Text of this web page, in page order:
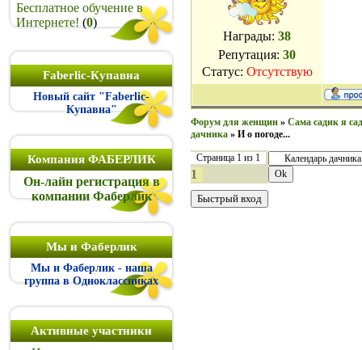
Бесплатное обучение в
Интернете! (0)
Faberlic-Купавна
Новый сайт "Faberlic-
Купавна"
Компания ФАБЕРЛИК
Он-лайн регистрация в
компании Фаберлик
Мы и Фаберлик
Мы и Фаберлик - наша
группа в Одноклассниках
Активные участники
Награды: 38
Репутация: 30
Статус: Отсутствую
Форум для женщин » Сама садик я
дачника » И о погоде...
Страница 1 из 1
1